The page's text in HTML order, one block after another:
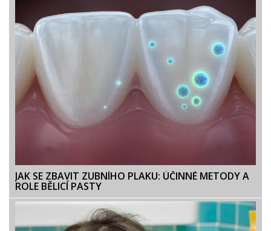
JAK SE ZBAVIT ZUBNÍHO PLAKU: ÚČINNÉ METODY A
ROLE BĚLICÍ PASTY